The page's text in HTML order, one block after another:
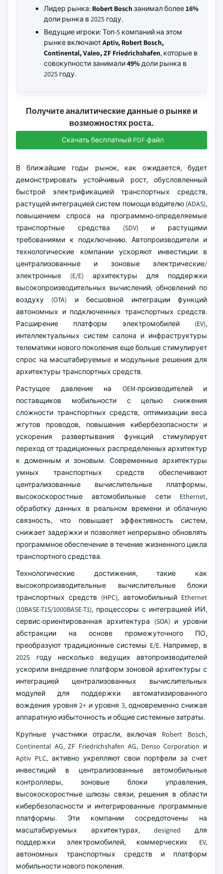
Лидер рынка: Robert Bosch занимал более16%
доли рынка в 2025 году.
Ведущие игроки: Топ-5 компаний на этом
рынке включаютAptiv, Robert Bosch,
Continental, Valeo, ZF Friedrichshafen, которые в
совокупности занимали49%доли рынка в
2025 году.
Получите аналитические данные о рынке и
возможностях роста.
Скачать бесплатный PDF-файл
В ближайшие годы рынок, как ожидается, будет
демонстрировать устойчивый рост, обусловленный
быстрой электрификацией транспортных средств,
растущей интеграцией систем помощи водителю (ADAS),
повышением спроса на программно-определяемые
транспортные средства (SDV) и растущими
требованиями к подключению. Автопроизводители и
технологические компании ускоряют инвестиции в
централизованные и зоновые электрические/
электронные (E/E) архитектуры для поддержки
высокопроизводительных вычислений, обновлений по
воздуху (OTA) и бесшовной интеграции функций
автономных и подключенных транспортных средств.
Расширение платформ электромобилей (EV),
интеллектуальных систем салона и инфраструктуры
телематики нового поколения еще больше стимулирует
спрос на масштабируемые и модульные решения для
архитектуры транспортных средств.
Растущее давление на OEM-производителей и
поставщиков мобильности с целью снижения
сложности транспортных средств, оптимизации веса
жгутов проводов, повышения кибербезопасности и
ускорения развертывания функций стимулирует
переход от традиционных распределенных архитектур
к доменным и зоновым. Современные архитектуры
умных транспортных средств обеспечивают
централизованные вычислительные платформы,
высокоскоростные автомобильные сети Ethernet,
обработку данных в реальном времени и облачную
связность, что повышает эффективность систем,
снижает задержки и позволяет непрерывно обновлять
программное обеспечение в течение жизненного цикла
транспортного средства.
Технологические достижения, такие как
высокопроизводительные вычислительные блоки
транспортных средств (HPC), автомобильный Ethernet
(10BASE-T1S/1000BASE-T1), процессоры с интеграцией ИИ,
сервис-ориентированная архитектура (SOA) и уровни
абстракции на основе промежуточного ПО,
преобразуют традиционные системы E/E. Например, в
2025 году несколько ведущих автопроизводителей
ускорили внедрение платформ зоновой архитектуры с
интеграцией централизованных вычислительных
модулей для поддержки автоматизированного
вождения уровня 2+ и уровня 3, одновременно снижая
аппаратную избыточность и общие системные затраты.
Крупные участники отрасли, включая Robert Bosch,
Continental AG, ZF Friedrichshafen AG, Denso Corporation и
Aptiv PLC, активно укрепляют свои портфели за счет
инвестиций в централизованные автомобильные
контроллеры, зоновые блоки управления,
высокоскоростные шлюзы связи, решения в области
кибербезопасности и интегрированные программные
платформы. Эти компании сосредоточены на
масштабируемых архитектурах, designed для
поддержки электромобилей, коммерческих EV,
автономных транспортных средств и платформ
мобильности нового поколения.